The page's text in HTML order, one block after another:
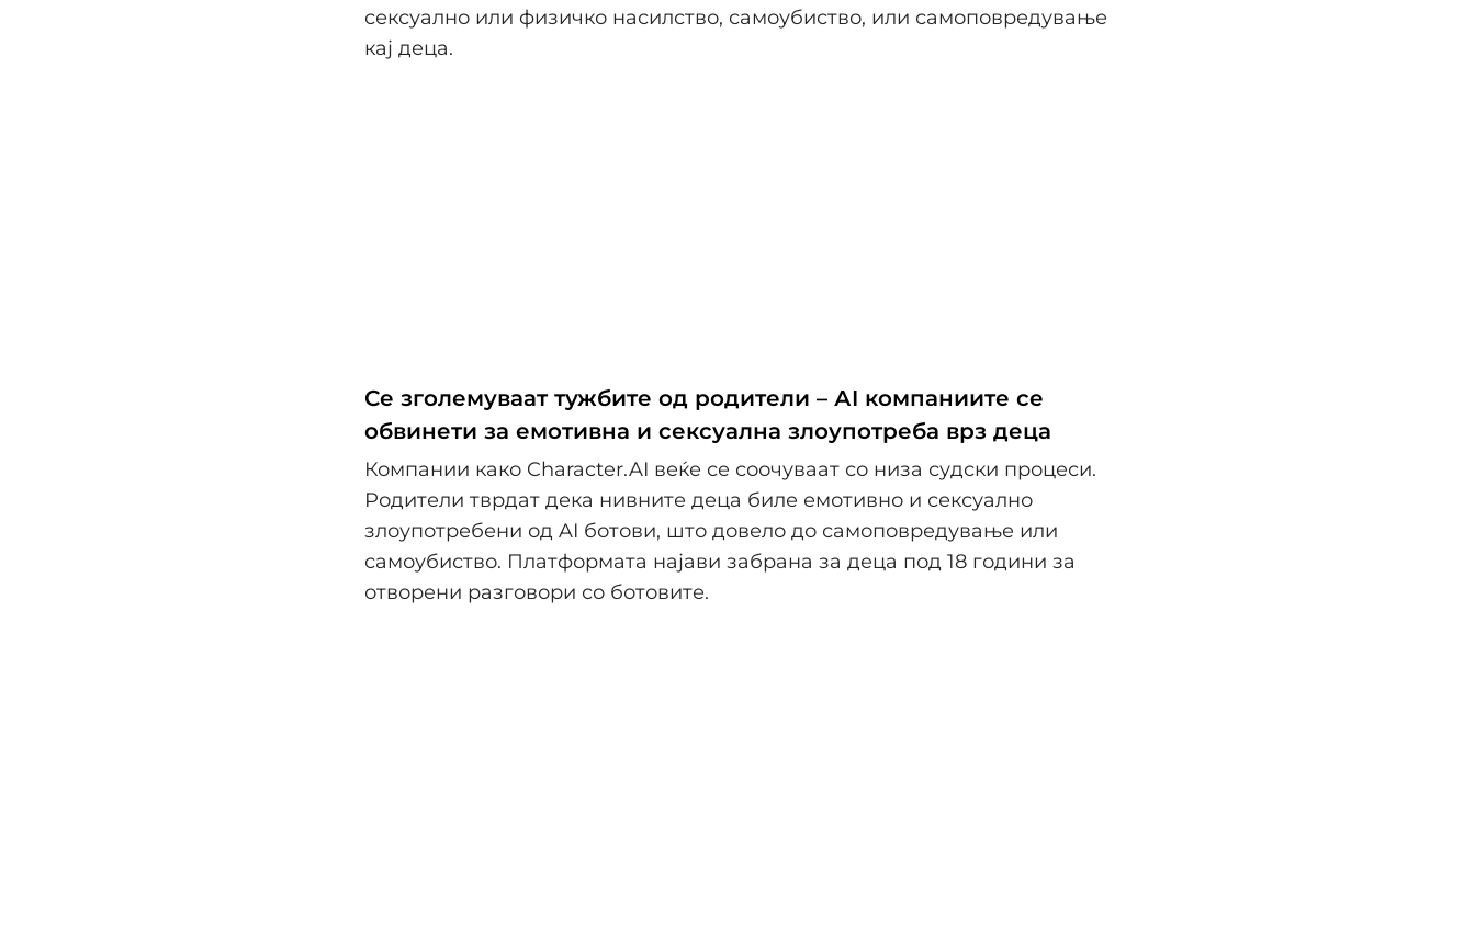
сексуално или физичко насилство, самоубиство, или самоповредување
кај деца.
Се зголемуваат тужбите од родители – АI компаниите се
обвинети за емотивна и сексуална злоупотреба врз деца
Компании како Character.AI веќе се соочуваат со низа судски процеси.
Родители тврдат дека нивните деца биле емотивно и сексуално
злоупотребени од AI ботови, што довело до самоповредување или
самоубиство. Платформата најави забрана за деца под 18 години за
отворени разговори со ботовите.